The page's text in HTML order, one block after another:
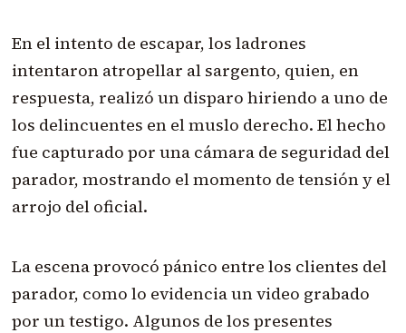
En el intento de escapar, los ladrones
intentaron atropellar al sargento, quien, en
respuesta, realizó un disparo hiriendo a uno de
los delincuentes en el muslo derecho. El hecho
fue capturado por una cámara de seguridad del
parador, mostrando el momento de tensión y el
arrojo del oficial.
La escena provocó pánico entre los clientes del
parador, como lo evidencia un video grabado
por un testigo. Algunos de los presentes